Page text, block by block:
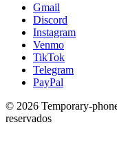
Gmail
Discord
Instagram
Venmo
TikTok
Telegram
PayPal
© 2026 Temporary-
reservados